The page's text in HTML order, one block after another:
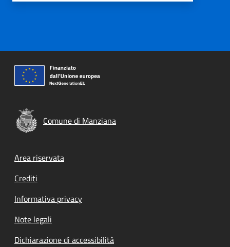
Comune di Manziana
Footer menu
Area riservata
Crediti
Informativa privacy
Note legali
Dichiarazione di accessibilità